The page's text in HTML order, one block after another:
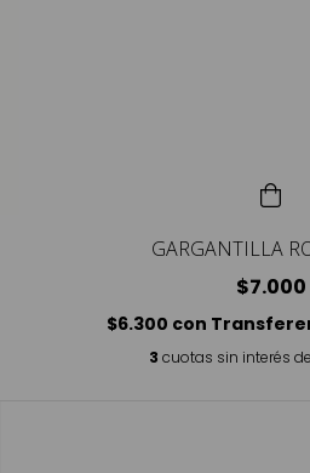
GARGANTILLA
$7.000
$6.300 con
3 cuotas sin interés de